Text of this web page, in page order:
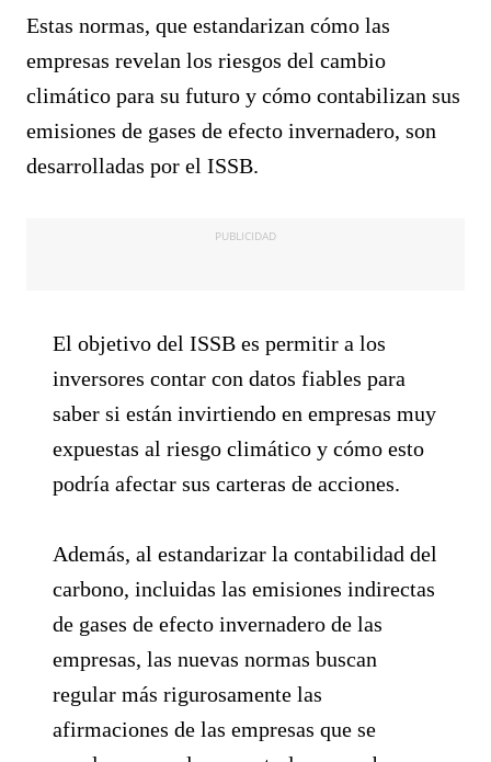
Estas normas, que estandarizan cómo las
empresas revelan los riesgos del cambio
climático para su futuro y cómo contabilizan sus
emisiones de gases de efecto invernadero, son
desarrolladas por el ISSB.
PUBLICIDAD
El objetivo del ISSB es permitir a los
inversores contar con datos fiables para
saber si están invirtiendo en empresas muy
expuestas al riesgo climático y cómo esto
podría afectar sus carteras de acciones.
Además, al estandarizar la contabilidad del
carbono, incluidas las emisiones indirectas
de gases de efecto invernadero de las
empresas, las nuevas normas buscan
regular más rigurosamente las
afirmaciones de las empresas que se